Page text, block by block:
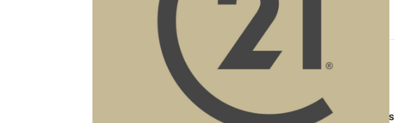
En quelques chiffres
3-6-9 années